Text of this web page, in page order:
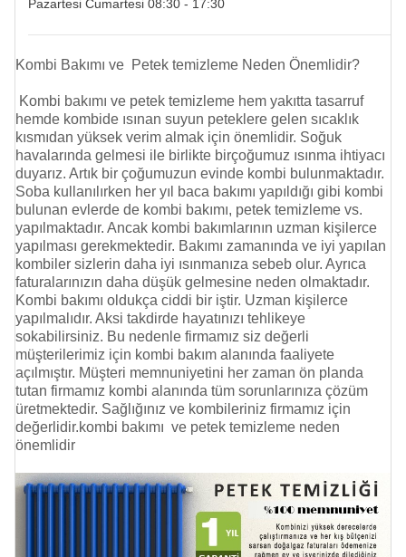
Pazartesi Cumartesi 08:30 - 17:30
Kombi Bakımı ve Petek temizleme Neden Önemlidir?
Kombi bakımı ve petek temizleme hem yakıtta tasarruf
hemde kombide ısınan suyun peteklere gelen sıcaklık
kısmıdan yüksek verim almak için önemlidir. Soğuk
havalarında gelmesi ile birlikte birçoğumuz ısınma ihtiyacı
duyarız. Artık bir çoğumuzun evinde kombi bulunmaktadır.
Soba kullanılırken her yıl baca bakımı yapıldığı gibi kombi
bulunan evlerde de kombi bakımı, petek temizleme vs.
yapılmaktadır. Ancak kombi bakımlarının uzman kişilerce
yapılması gerekmektedir. Bakımı zamanında ve iyi yapılan
kombiler sizlerin daha iyi ısınmanıza sebeb olur. Ayrıca
faturalarınızın daha düşük gelmesine neden olmaktadır.
Kombi bakımı oldukça ciddi bir iştir. Uzman kişilerce
yapılmalıdır. Aksi takdirde hayatınızı tehlikeye
sokabilirsiniz. Bu nedenle firmamız siz değerli
müşterilerimiz için kombi bakım alanında faaliyete
açılmıştır. Müşteri memnuniyetini her zaman ön planda
tutan firmamız kombi alanında tüm sorunlarınıza çözüm
üretmektedir. Sağlığınız ve kombileriniz firmamız için
değerlidir.kombi bakımı ve petek temizleme neden
önemlidir